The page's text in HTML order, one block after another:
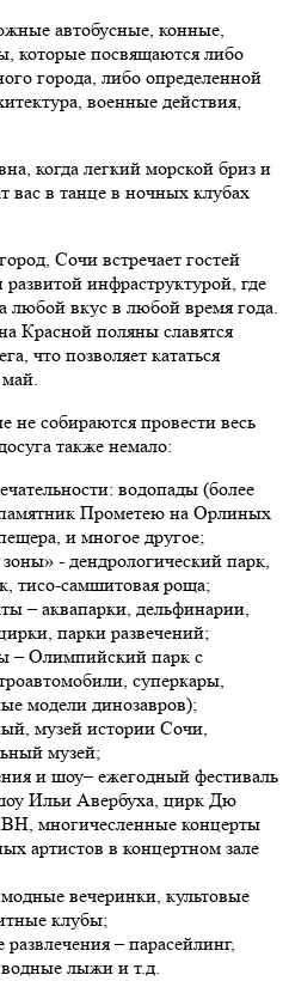
автобусные, конные,
которые посвящаются либо
города, либо определенной
военные действия,
когда легкий морской бриз и
вас в танце в ночных клубах
Сочи встречает гостей
инфраструктурой, где
любой вкус в любой время года.
Красной поляны славятся
что позволяет кататься
не собираются провести весь
также немало:
водопады (более
Прометею на Орлиных
и многое другое;
- дендрологический парк,
тисо-самшитовая роща;
– аквапарки, дельфинарии,
парки развечений;
– Олимпийский парк с
суперкары,
модели динозавров);
музей истории Сочи,
музей;
и шоу– ежегодный фестиваль
Ильи Авербуха, цирк Дю
многичесленные концерты
артистов в концертном зале
вечеринки, культовые
клубы;
– парасейлинг,
лыжи и т.д.